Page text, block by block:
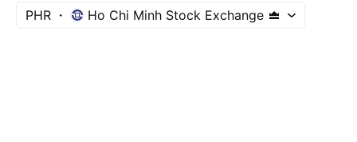
PHR Ho Chi Minh Stock Exchange